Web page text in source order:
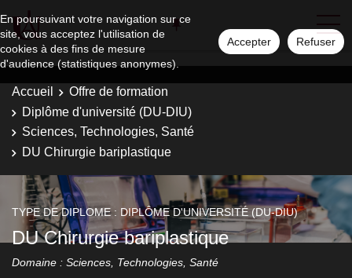
En poursuivant votre navigation sur ce
site, vous acceptez l'utilisation de
cookies à des fins de mesure
d'audience (statistiques anonymes).
Accepter Refuser
Accueil
Offre de formation
Diplôme d'université (DU-DIU)
Sciences, Technologies, Santé
DU Chirurgie bariplastique
TYPE DE DIPLOME : DIPLÔME D'UNIVERSITÉ (DU-DIU)
DU Chirurgie bariplastique
Domaine : Sciences, Technologies, Santé